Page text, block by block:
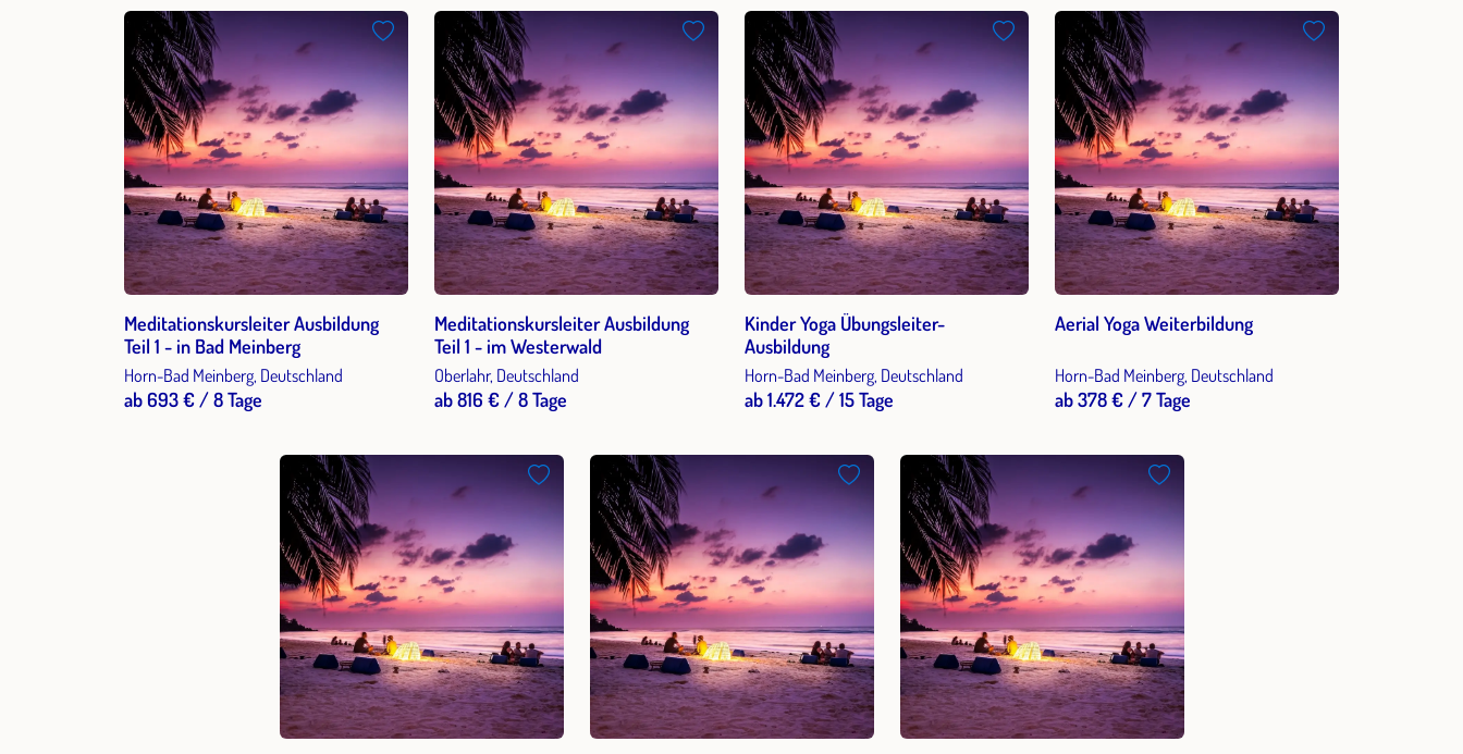
Meditationskursleiter Ausbildung
Teil 1 - in Bad Meinberg
Horn-Bad Meinberg, Deutschland
ab 693 € / 8 Tage
Meditationskursleiter Ausbildung
Teil 1 - im Westerwald
Oberlahr, Deutschland
ab 816 € / 8 Tage
Kinder Yoga Übungsleiter-
Ausbildung
Horn-Bad Meinberg, Deutschland
ab 1.472 € / 15 Tage
Aerial Yoga Weiterbildung
Horn-Bad Meinberg, Deutschland
ab 378 € / 7 Tage